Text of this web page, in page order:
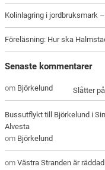
Kolinlagring i jordbruksmark
Föreläsning: Hur ska
Senaste kommentarer
Slåtter
om Björkelund
Bussutflykt till Björkelund i
Alvesta
om Björkelund
omVästra Stranden är